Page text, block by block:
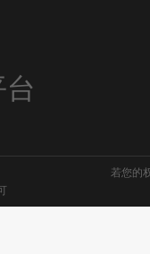
若您的
可